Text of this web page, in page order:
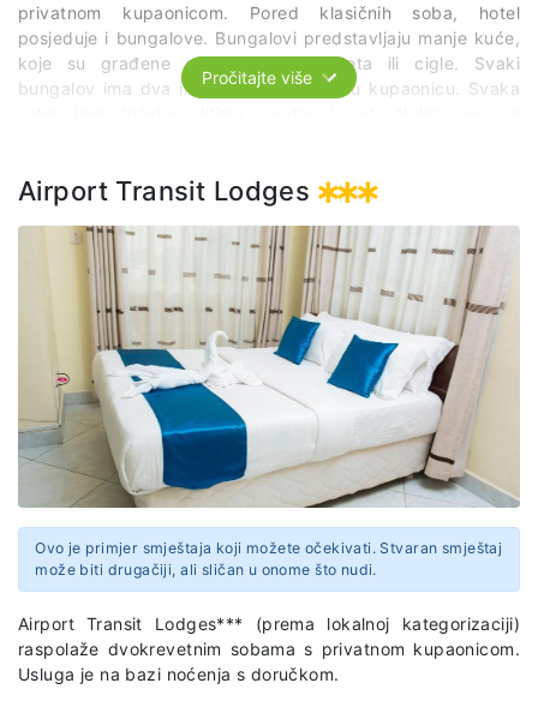
privatnom kupaonicom. Pored klasičnih soba, hotel
posjeduje i bungalove. Bungalovi predstavljaju manje kuće,
koje su građene od bambusa, drveta ili cigle. Svaki
bungalov ima dva ili tri ležaja i privatnu kupaonicu. Svaka
Web stranica
http://oceangrouphotel.com/amaan-bungalows/
Pročitajte više
Airport Transit Lodges
Ovo je primjer smještaja koji možete očekivati. Stvaran smještaj
može biti drugačiji, ali sličan u onome što nudi.
Airport Transit Lodges*** (prema lokalnoj kategorizaciji)
raspolaže dvokrevetnim sobama s privatnom kupaonicom.
Usluga je na bazi noćenja s doručkom.